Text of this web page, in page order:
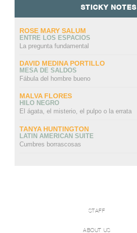
STICKY NOTES
ROSE MARY SALUM
ENTRE LOS ESPACIOS
La pregunta fundamental
DAVID MEDINA PORTILLO
MESA DE SALDOS
Fábula del hombre bueno
MALVA FLORES
HILO NEGRO
El ágata, el misterio, el pulpo o la errata
TANYA HUNTINGTON
LATIN AMERICAN SUITE
Cumbres borrascosas
STAFF
ABOUT US